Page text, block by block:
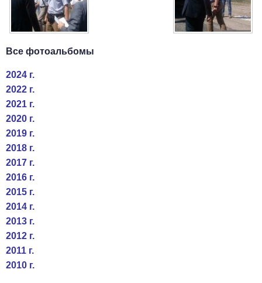
Все фотоальбомы
2024 г.
2022 г.
2021 г.
2020 г.
2019 г.
2018 г.
2017 г.
2016 г.
2015 г.
2014 г.
2013 г.
2012 г.
2011 г.
2010 г.